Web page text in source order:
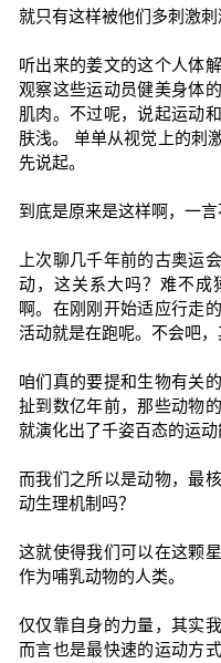
就只有这样被他们多刺激刺
听出来的姜文的这个人体
观察这些运动员健美身体
肌肉。不过呢，说起运动
肤浅。 单单从视觉上的刺
先说起。
到底是原来是这样啊，一言
上次聊几千年前的古奥运
动，这关系大吗？难不成
啊。在刚刚开始适应行走
活动就是在跑呢。不会吧，
咱们真的要提和生物有关
扯到数亿年前，那些动物
就演化出了千姿百态的运动
而我们之所以是动物，最
动生理机制吗？
这就使得我们可以在这颗
作为哺乳动物的人类。
仅仅靠自身的力量，其实
而言也是最快速的运动方